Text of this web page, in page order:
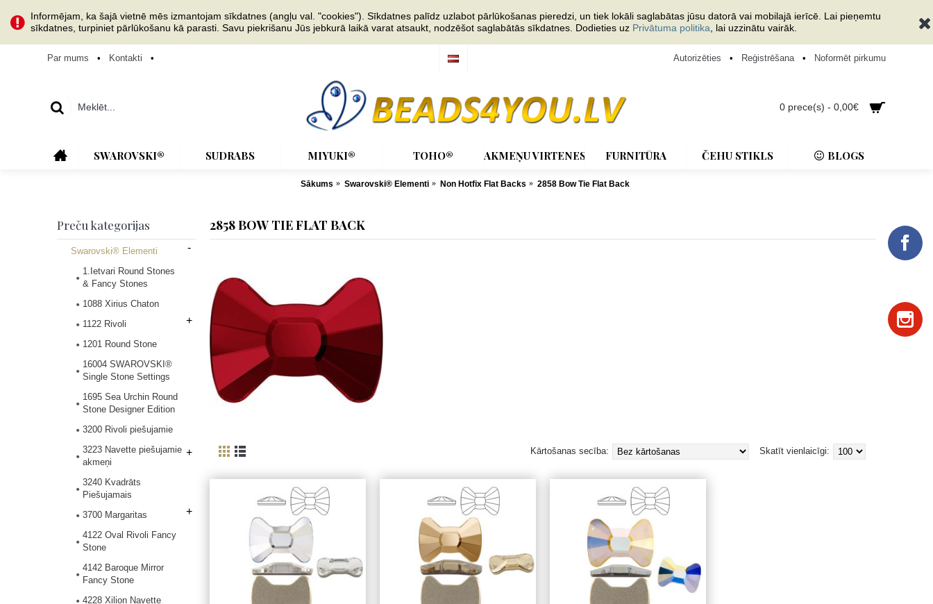
Informējam, ka šajā vietnē mēs izmantojam sīkdatnes (angļu val. "cookies"). Sīkdatnes palīdz uzlabot pārlūkošanas pieredzi, un tiek lokāli saglabātas jūsu datorā vai mobilajā ierīcē. Lai pieņemtu
sīkdatnes, turpiniet pārlūkošanu kā parasti. Savu piekrišanu Jūs jebkurā laikā varat atsaukt, nodzēšot saglabātās sīkdatnes. Dodieties uz Privātuma politika , lai uzzinātu vairāk.
Par mums • Kontakti • Autorizēties • Reģistrēšana • Noformēt pirkumu
0 prece(s) - 0,00€
SWAROVSKI® SUDRABS MIYUKI® TOHO® AKMEŅU VIRTENES FURNITŪRA ČEHU STIKLS BLOGS
Sākums Swarovski® Elementi Non Hotfix Flat Backs 2858 Bow Tie Flat Back
Preču kategorijas
Swarovski® Elementi -
1.Ietvari Round Stones
& Fancy Stones
1088 Xirius Chaton
1122 Rivoli
+
1201 Round Stone
16004 SWAROVSKI®
Single Stone Settings
1695 Sea Urchin Round
Stone Designer Edition
3200 Rivoli piešujamie
3223 Navette piešujamie
akmeņi
+
3240 Kvadrāts
Piešujamais
3700 Margaritas
+
4122 Oval Rivoli Fancy
Stone
4142 Baroque Mirror
Fancy Stone
4228 Xilion Navette
2858 BOW TIE FLAT BACK
Skatīt vienlaicīgi:
Kārtošanas secība: